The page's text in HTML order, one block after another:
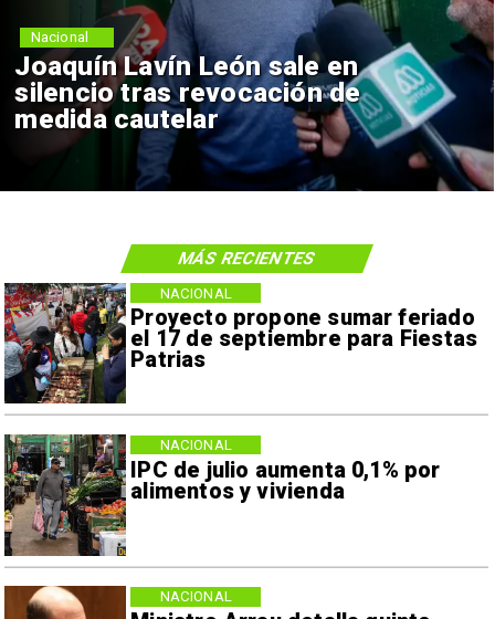
Joaquín Lavín León sale en
silencio tras revocación de
medida cautelar
Nacional
Proyecto propone sumar feriado
el 17 de septiembre para Fiestas
Patrias
NACIONAL
IPC de julio aumenta 0,1% por
alimentos y vivienda
NACIONAL
NACIONAL
MÁS RECIENTES